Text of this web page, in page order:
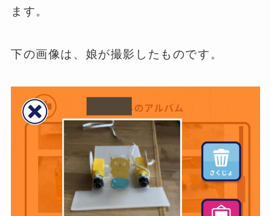
ます。
下の画像は、娘が撮影したものです。